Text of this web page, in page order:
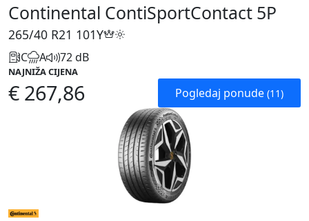
Continental ContiSportContact 5P
265/40 R21 101Y
C A 72 dB
NAJNIŽA CIJENA
€ 267,86 Pogledaj ponude (11)